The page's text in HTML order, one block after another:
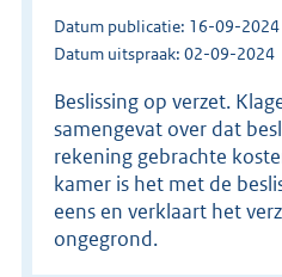
Datum publicatie: 16-09-2024
Datum uitspraak: 02-09-2024
Beslissing op verzet.
samengevat over dat
rekening gebrachte
kamer is het met de
eens en verklaart het
ongegrond.